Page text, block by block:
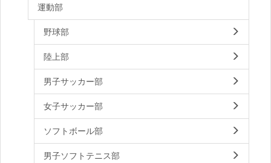
運動部
野球部
陸上部
男子サッカー部
女子サッカー部
ソフトボール部
男子ソフトテニス部